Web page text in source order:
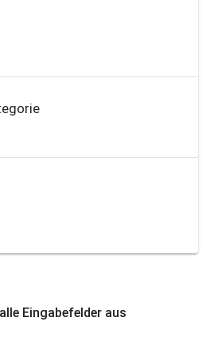
Eingabefelder aus